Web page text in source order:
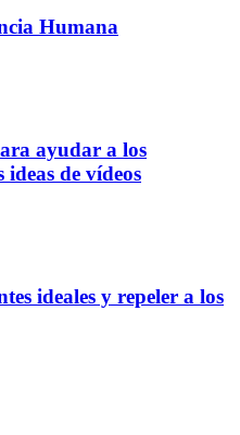
Humana
ayudar a los
ideas de vídeos
ideales y repeler a los